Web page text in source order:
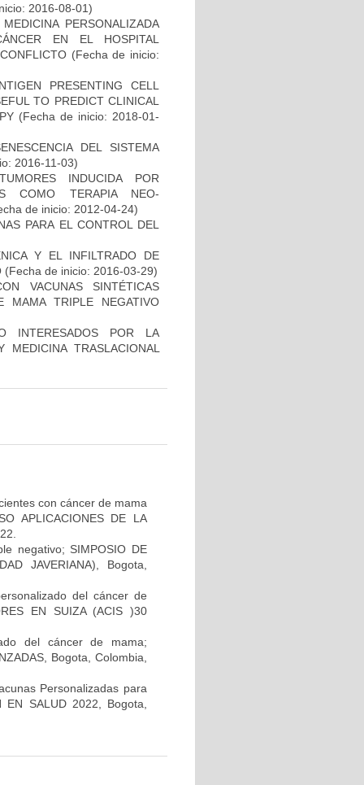
2016-08-01)
PERSONALIZADA
EN EL HOSPITAL
(Fecha de inicio:
PRESENTING CELL
TO PREDICT CLINICAL
(Fecha de inicio: 2018-01-
DEL SISTEMA
2016-11-03)
INDUCIDA POR
COMO TERAPIA NEO-
de inicio: 2012-04-24)
PARA EL CONTROL DEL
Y EL INFILTRADO DE
(Fecha de inicio: 2016-03-29)
VACUNAS SINTÉTICAS
MAMA TRIPLE NEGATIVO
INTERESADOS POR LA
TRASLACIONAL
con cáncer de mama
APLICACIONES DE LA
negativo; SIMPOSIO DE
JAVERIANA), Bogota,
del cáncer de
EN SUIZA (ACIS )30
del cáncer de mama;
Bogota, Colombia,
Personalizadas para
SALUD 2022, Bogota,